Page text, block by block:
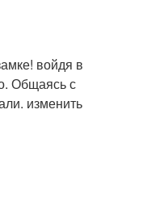
войдя в
Общаясь с
изменить